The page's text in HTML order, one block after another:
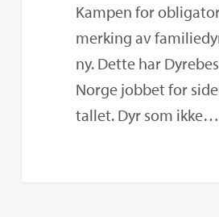
Kampen for
merking av
ny. Dette har
Norge jobbet for
tallet. Dyr som ikke…